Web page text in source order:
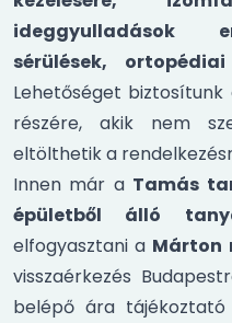
ideggyulladások
sérülések,
Lehetőséget
részére, akik nem
eltölthetik a
Innen már a Tamás
épületből álló
elfogyasztani a Márton
visszaérkezés
belépő ára